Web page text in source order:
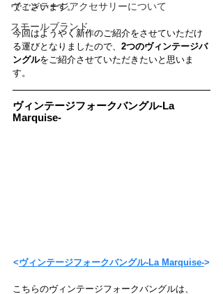
ヴィンテージアクセサリーについて
スモールブランド
でございます。
今回はようやく新作のご紹介をさせていただけ
る運びとなりましたので、 2つのヴィンテージバ
ングルをご紹介させていただきたいと思いま
す。
ヴィンテージフォークバングル-La
Marquise-
<ヴィンテージフォークバングル-La Marquise->
こちらのヴィンテージフォークバングルは、